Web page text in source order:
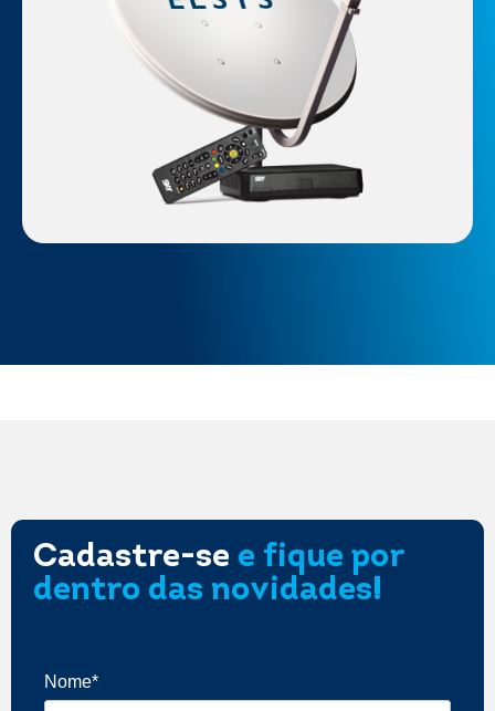
Cadastre-se e fique por
dentro das novidades!
Nome*